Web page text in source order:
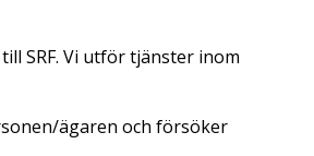
SRF. Vi utför tjänster inom
ägaren och försöker